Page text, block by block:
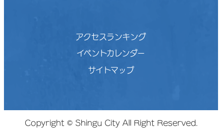
アクセスランキング
イベントカレンダー
サイトマップ
Copyright © Shingu City All Right Reserved.